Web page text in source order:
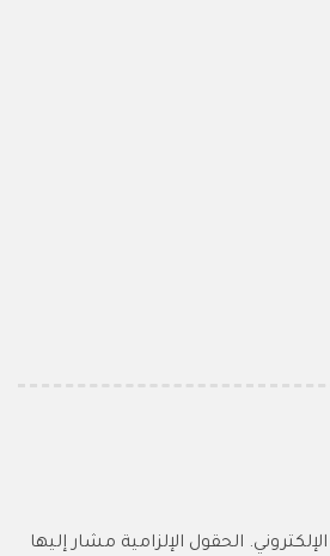
الحقول الإلزامية مشار إليها